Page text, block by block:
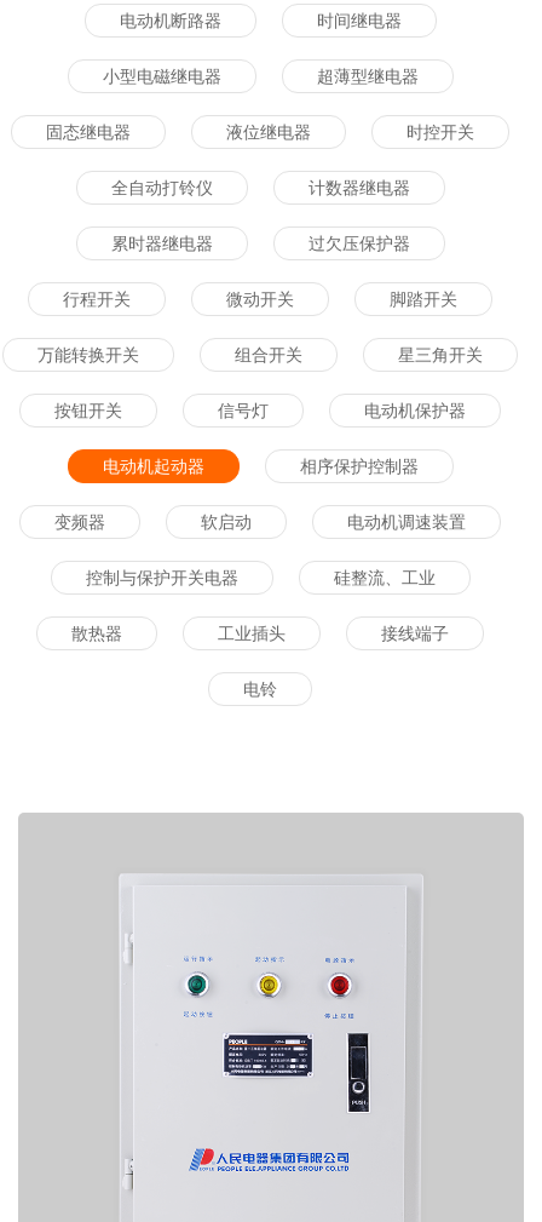
电动机断路器 时间继电器
小型电磁继电器 超薄型继电器
固态继电器 液位继电器 时控开关
全自动打铃仪 计数器继电器
累时器继电器 过欠压保护器
行程开关 微动开关 脚踏开关
万能转换开关 组合开关 星三角开关
按钮开关 信号灯 电动机保护器
电动机起动器 相序保护控制器
变频器 软启动 电动机调速装置
控制与保护开关电器 硅整流、工业
散热器 工业插头 接线端子
电铃